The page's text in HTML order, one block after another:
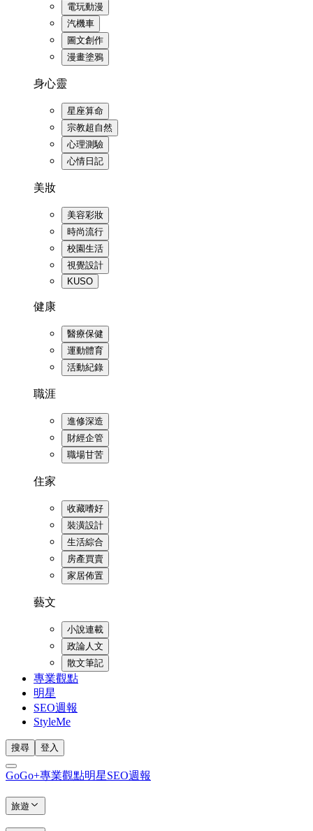
電玩動漫
汽機車
圖文創作
漫畫塗鴉
身心靈
星座算命
宗教超自然
心理測驗
心情日記
美妝
美容彩妝
時尚流行
校園生活
視覺設計
KUSO
健康
醫療保健
運動體育
活動紀錄
職涯
進修深造
財經企管
職場甘苦
住家
收藏嗜好
裝潢設計
生活綜合
房產買賣
家居佈置
藝文
小說連載
政論人文
散文筆記
專業觀點
明星
SEO週報
StyleMe
搜尋 登入
GoGo+專業觀點明星SEO週報
旅遊